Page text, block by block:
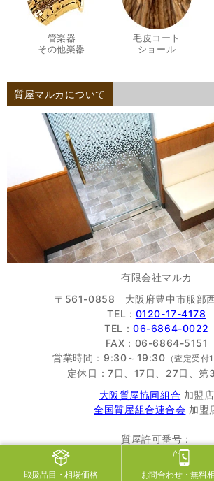
取扱品目 ・相場価格 お問合わせ・無料
管楽器
その他楽器
毛皮コート
ショール
質屋マルカについて
有限会社マルカ
〒561-0858 大阪府豊中市服部
TEL : 0120-17-4178
TEL：06-6864-0022
FAX：06-6864-5151
営業時間：9:30～19:30 （査定受付
定休日：7日、17日、27日、第
大阪質屋協同組合 加盟店
全国質屋組合連合会 加盟
質屋許可番号：
大阪府公安委員会 第
古物商許可番号：